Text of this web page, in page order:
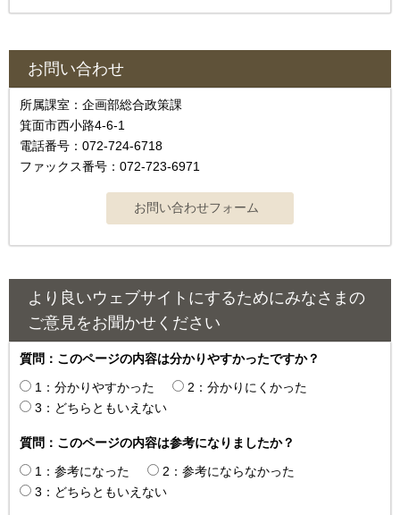
お問い合わせ
所属課室：企画部総合政策課
箕面市西小路4‐6‐1
電話番号：072-724-6718
ファックス番号：072-723-6971
より良いウェブサイトにするためにみなさまの
ご意見をお聞かせください
質問：このページの内容は分かりやすかったですか？
1：分かりやすかった
2：分かりにくかった
3：どちらともいえない
質問：このページの内容は参考になりましたか？
1：参考になった
2：参考にならなかった
3：どちらともいえない